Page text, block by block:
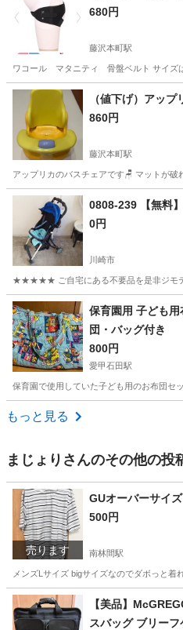
680円
藤沢本町駅
ワコール マタニティ 骨盤ベルト サイズは
神奈川 藤沢市 藤沢本町駅 マ
（値下げ）アッ
860円
藤沢本町駅
アップリカのバスチェアです🪑 マットが
神奈川 藤沢市 藤沢本町駅 ベ
0808-239 【無料
0円
川崎市
★★★★★ ご自宅にある不要品を是非ジモテ
神奈川 川崎市 ベビー用品 現
保育園用 子ども
団・バッグ付き
800円
愛甲石田駅
保育園で使用していた子ども用のお布団セ
神奈川 厚木市
もっと見る
まじょり さんのその他の投
売ります
GUオーバーサイ
500円
南林間駅
メンズLサイズ bigサイズなのでダボっと
神奈川 大和市 南林間駅
【美品】
スバッグ ブリーフ